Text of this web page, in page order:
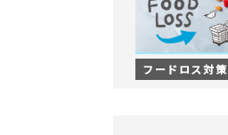
フードロス対策